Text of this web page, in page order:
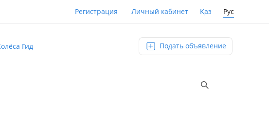
Регистрация Личный кабинет Қаз Рус
Гид Подать объявление